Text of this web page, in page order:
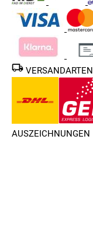
VERSANDARTEN
AUSZEICHNUNGEN